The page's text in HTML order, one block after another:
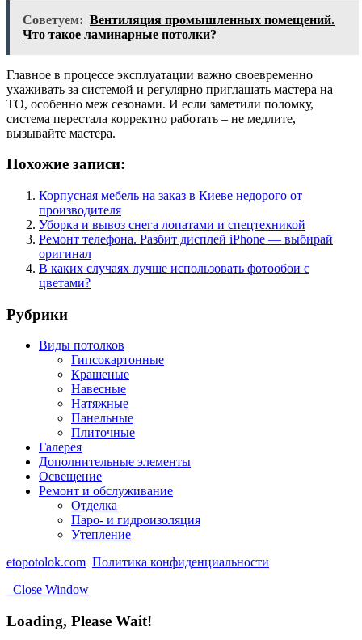
Советуем: Вентиляция промышленных помещений.
Что такое ламинарные потолки?
Главное в процессе эксплуатации важно своевременно
ухаживать за системой и регулярно приглашать мастера на
ТО, особенно меж сезонами. И если заметили поломку,
система перестала корректно работать – не медлите,
вызывайте мастера.
Похожие записи:
Корпусная мебель на заказ в Киеве недорого от
производителя
Уборка и вывоз снега лопатами и спецтехникой
Ремонт телефона. Разбит дисплей iPhone — выбирай
оригинал
В каких случаях лучше использовать фотообои с
цветами?
Рубрики
Виды потолков
Гипсокартонные
Крашеные
Навесные
Натяжные
Панельные
Плиточные
Галерея
Дополнительные элементы
Освещение
Ремонт и обслуживание
Отделка
Паро- и гидроизоляция
Утепление
etopotolok.com Политика конфиденциальности
Close Window
Loading, Please Wait!